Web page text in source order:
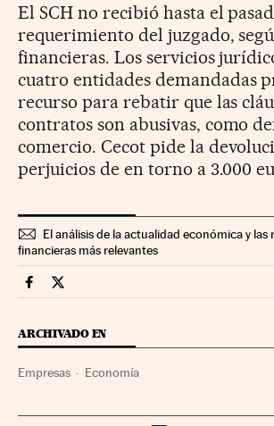
El SCH no recibió hasta el
requerimiento del juzgado,
financieras. Los servicios
cuatro entidades demandadas
recurso para rebatir que las
contratos son abusivas, como
comercio. Cecot pide la
perjuicios de en torno a 3.000
El análisis de la actualidad económica y las
financieras más relevantes
Companias Cinco Días en Facebook
Companias Cinco Días en Twitter
ARCHIVADO EN
Empresas Economía